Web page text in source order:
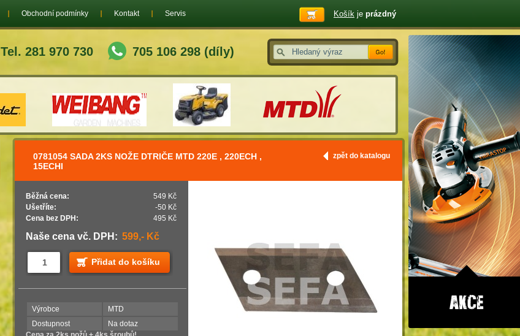
Tel. 281 970 730 705 106 298 (díly)
Obchodní podmínky Kontakt Servis Košík je prázdný
zpět do katalogu
0781054 SADA 2KS NOŽE DTRIČE MTD 220E , 220ECH ,
15ECHI
Běžná cena:
549 Kč
Ušetříte:
-50 Kč
Cena bez DPH:
495 Kč
Naše cena vč. DPH: 599,- Kč
Přidat do košíku
Výrobce
MTD
Dostupnost
Na dotaz